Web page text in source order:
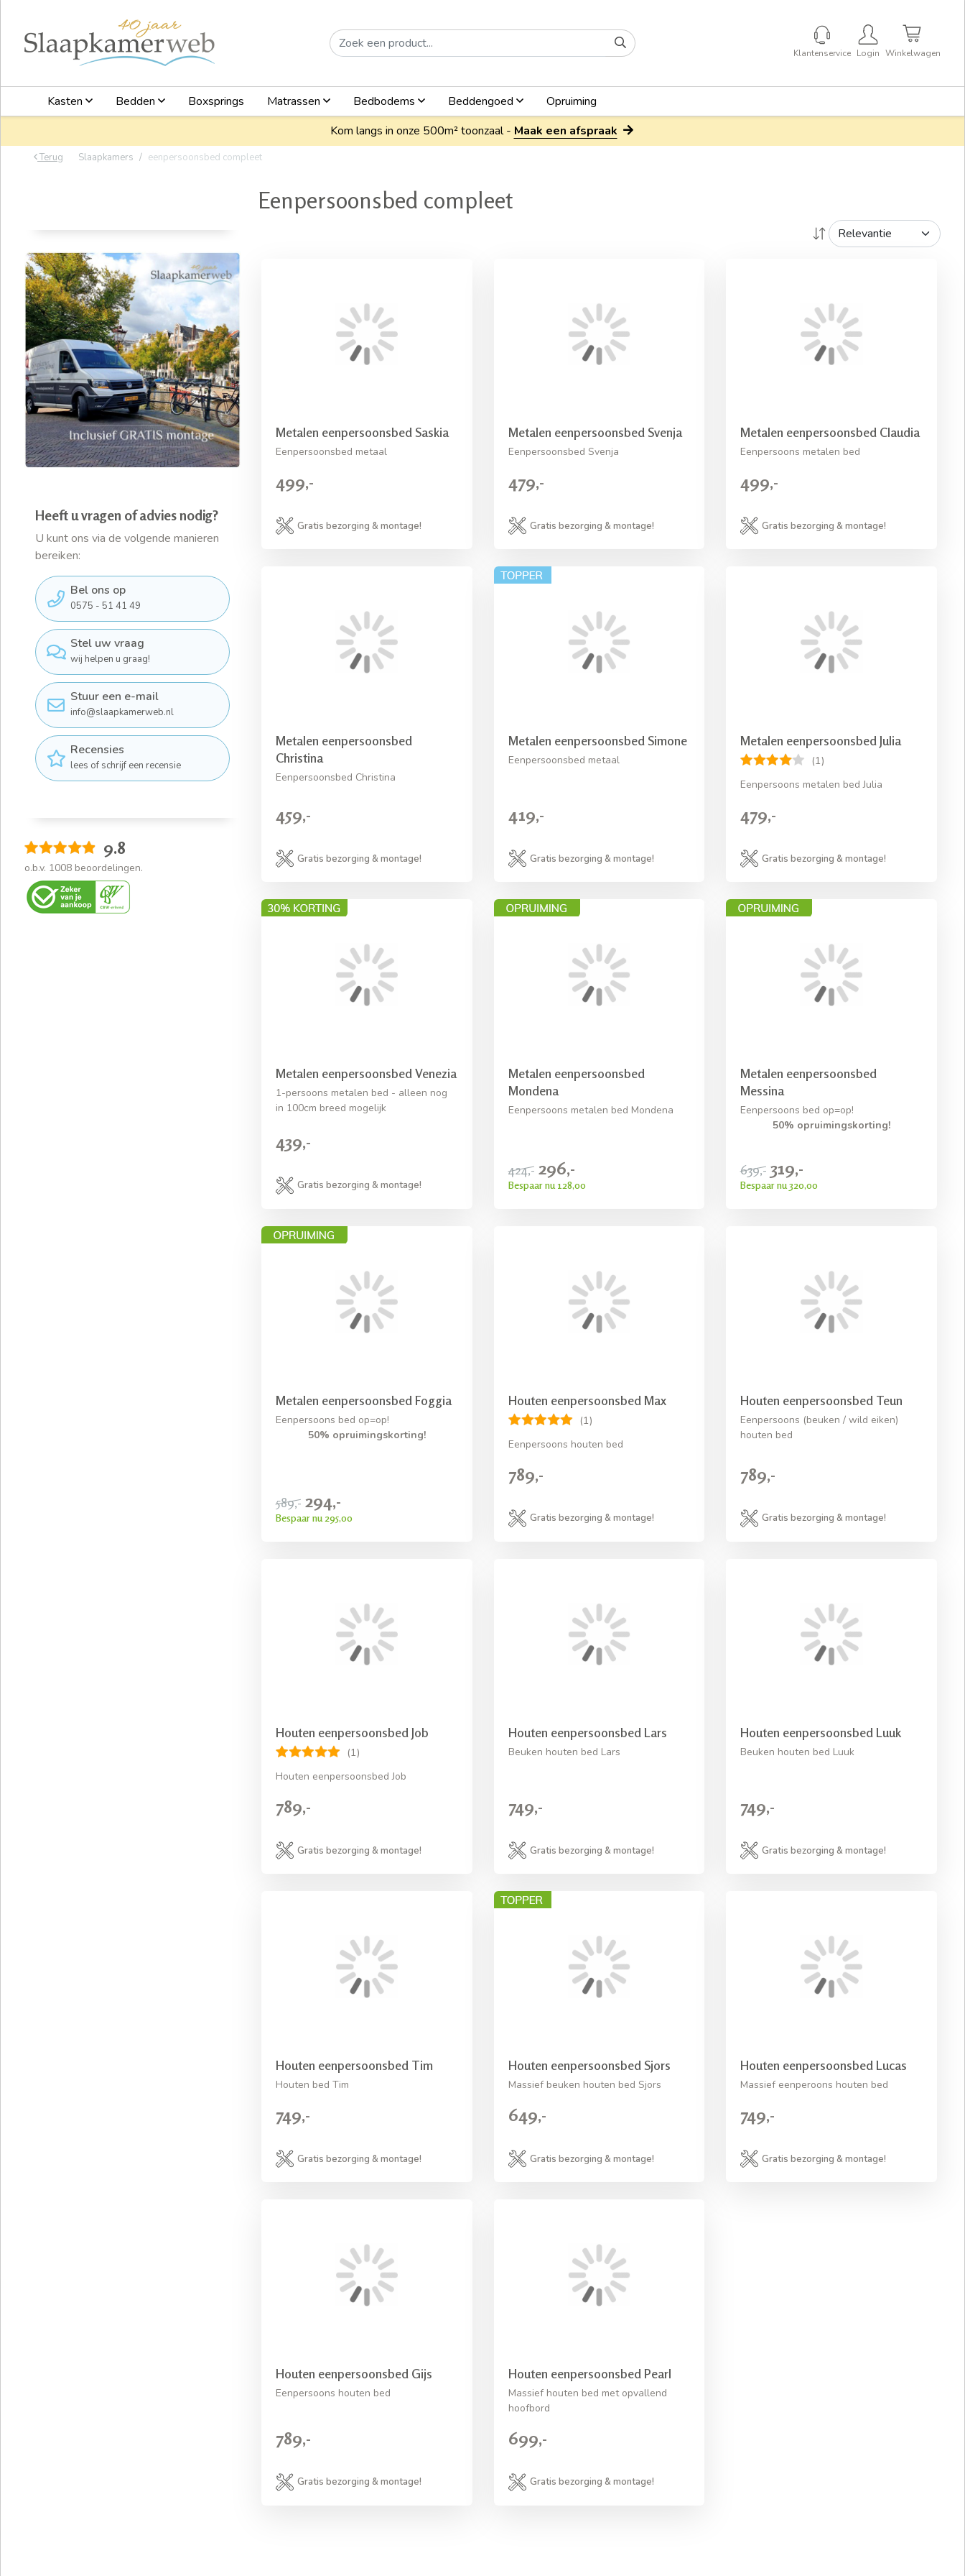
Klantenservice Login Winkelwagen
Kasten Bedden Boxsprings Matrassen Bedbodems Beddengoed
Opruiming
Kom langs in onze 500m² toonzaal - Maak een afspraak
Terug Slaapkamers eenpersoonsbed compleet
Heeft u vragen of advies nodig?
U kunt ons via de volgende manieren
bereiken:
Bel ons op
0575 - 51 41 49
Stel uw vraag
wij helpen u graag!
Stuur een e-mail
info@slaapkamerweb.nl
Recensies
lees of schrijf een recensie
9.8
o.b.v. 1008 beoordelingen.
Eenpersoonsbed compleet
Metalen eenpersoonsbed Saskia
Eenpersoonsbed metaal
499,-
Gratis bezorging & montage!
Metalen eenpersoonsbed Svenja
Eenpersoonsbed Svenja
479,-
Gratis bezorging & montage!
Metalen eenpersoonsbed Claudia
Eenpersoons metalen bed
499,-
Gratis bezorging & montage!
Metalen eenpersoonsbed
Christina
Eenpersoonsbed Christina
459,-
Gratis bezorging & montage!
Metalen eenpersoonsbed Simone
Eenpersoonsbed metaal
419,-
Gratis bezorging & montage!
Metalen eenpersoonsbed Julia
(1)
Eenpersoons metalen bed Julia
479,-
Gratis bezorging & montage!
Metalen eenpersoonsbed Venezia
1-persoons metalen bed - alleen nog
in 100cm breed mogelijk
439,-
Gratis bezorging & montage!
Metalen eenpersoonsbed
Mondena
Eenpersoons metalen bed Mondena
424,- 296,-
Bespaar nu 128,00
Metalen eenpersoonsbed
Messina
Eenpersoons bed op=op!
50% opruimingskorting!
639,- 319,-
Bespaar nu 320,00
Metalen eenpersoonsbed Foggia
Eenpersoons bed op=op!
50% opruimingskorting!
589,- 294,-
Bespaar nu 295,00
Houten eenpersoonsbed Max
(1)
Eenpersoons houten bed
789,-
Gratis bezorging & montage!
Houten eenpersoonsbed Teun
Eenpersoons (beuken / wild eiken)
houten bed
789,-
Gratis bezorging & montage!
Houten eenpersoonsbed Job
(1)
Houten eenpersoonsbed Job
789,-
Gratis bezorging & montage!
Houten eenpersoonsbed Lars
Beuken houten bed Lars
749,-
Gratis bezorging & montage!
Houten eenpersoonsbed Luuk
Beuken houten bed Luuk
749,-
Gratis bezorging & montage!
Houten eenpersoonsbed Tim
Houten bed Tim
749,-
Gratis bezorging & montage!
Houten eenpersoonsbed Sjors
Massief beuken houten bed Sjors
649,-
Gratis bezorging & montage!
Houten eenpersoonsbed Lucas
Massief eenperoons houten bed
749,-
Gratis bezorging & montage!
Houten eenpersoonsbed Gijs
Eenpersoons houten bed
789,-
Gratis bezorging & montage!
Houten eenpersoonsbed Pearl
Massief houten bed met opvallend
hoofbord
699,-
Gratis bezorging & montage!